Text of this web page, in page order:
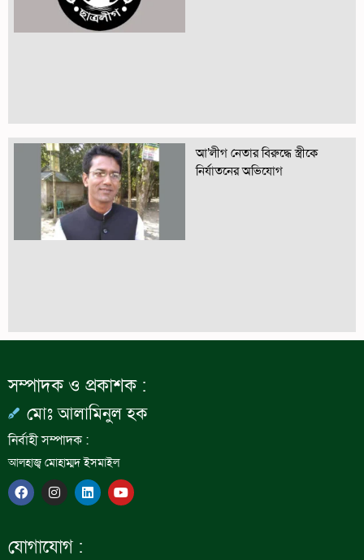
আ’লীগ নেতার বিরুদ্ধে স্ত্রীকে
নির্যাতনের অভিযোগ
সম্পাদক ও প্রকাশক :
মোঃ আলামিনুল হক
নির্বাহী সম্পাদক :
আলহাজ্ব মোহাম্মদ ইসমাইল
F
a
c
b
o
I
n
s
a
g
L
i
n
Y
o
u
যোগাযোগ :